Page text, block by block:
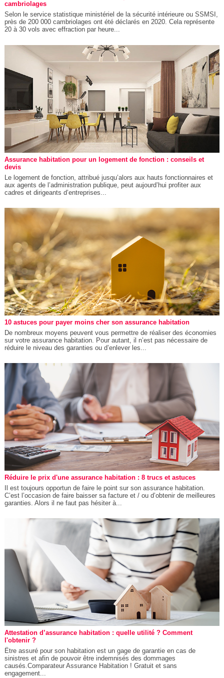
cambriolages
Selon le service statistique ministériel de la sécurité intérieure ou SSMSI,
près de 200 000 cambriolages ont été déclarés en 2020. Cela représente
20 à 30 vols avec effraction par heure...
Assurance habitation pour un logement de fonction : conseils et
devis
Le logement de fonction, attribué jusqu’alors aux hauts fonctionnaires et
aux agents de l’administration publique, peut aujourd’hui profiter aux
cadres et dirigeants d’entreprises...
10 astuces pour payer moins cher son assurance habitation
De nombreux moyens peuvent vous permettre de réaliser des économies
sur votre assurance habitation. Pour autant, il n’est pas nécessaire de
réduire le niveau des garanties ou d’enlever les...
Réduire le prix d'une assurance habitation : 8 trucs et astuces
Il est toujours opportun de faire le point sur son assurance habitation.
C’est l’occasion de faire baisser sa facture et / ou d’obtenir de meilleures
garanties. Alors il ne faut pas hésiter à...
Attestation d’assurance habitation : quelle utilité ? Comment
l'obtenir ?
Être assuré pour son habitation est un gage de garantie en cas de
sinistres et afin de pouvoir être indemnisés des dommages
causés.Comparateur Assurance Habitation ! Gratuit et sans
engagement...